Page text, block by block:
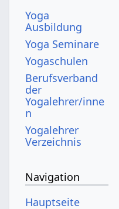
Yoga
Ausbildung
Yoga Seminare
Yogaschulen
Berufsverband
der
Yogalehrer/inne
n
Yogalehrer
Verzeichnis
Navigation
Hauptseite